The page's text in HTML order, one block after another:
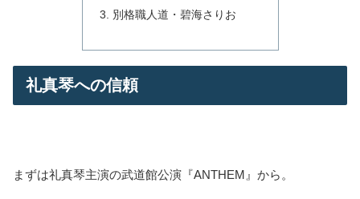
別格職人道・碧海さりお
礼真琴への信頼
まずは礼真琴主演の武道館公演『ANTHEM』から。